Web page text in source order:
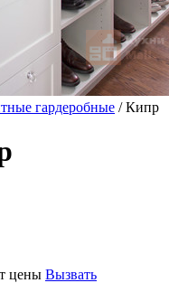
гардеробные / Кипр
цены Вызвать